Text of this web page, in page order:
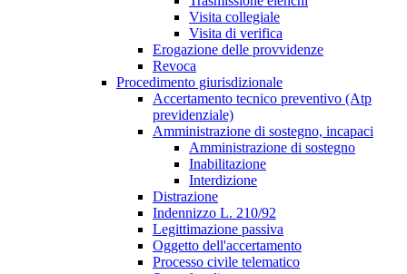
Visita collegiale
Visita di verifica
Erogazione delle provvidenze
Revoca
Procedimento giurisdizionale
Accertamento tecnico preventivo (Atp
previdenziale)
Amministrazione di sostegno, incapaci
Amministrazione di sostegno
Inabilitazione
Interdizione
Distrazione
Indennizzo L. 210/92
Legittimazione passiva
Oggetto dell'accertamento
Processo civile telematico